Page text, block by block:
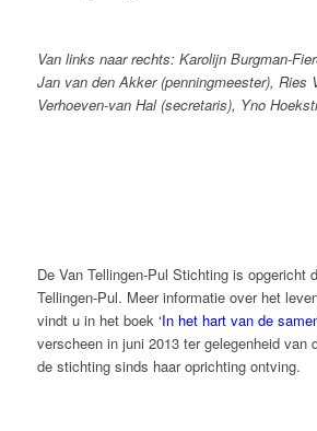
Van links naar rechts: Karolijn Burgman-
Jan van den Akker (penningmeester), Ries
Verhoeven-van Hal (secretaris), Yno
De Van Tellingen-Pul Stichting is opgericht
Tellingen-Pul. Meer informatie over het
vindt u in het boek ‘In het hart van de
verscheen in juni 2013 ter gelegenheid van
de stichting sinds haar oprichting ontving.